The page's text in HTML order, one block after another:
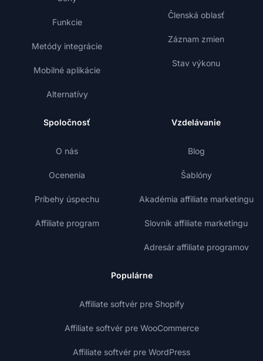
Funkcie
Metódy integrácie
Mobilné aplikácie
Alternatívy
Členská oblasť
Záznam zmien
Stav výkonu
Spoločnosť
O nás
Ocenenia
Príbehy úspechu
Affiliate program
Vzdelávanie
Blog
Šablóny
Akadémia affiliate marketingu
Slovník affiliate marketingu
Adresár affiliate programov
Populárne
Affiliate softvér pre Shopify
Affiliate softvér pre WooCommerce
Affiliate softvér pre WordPress